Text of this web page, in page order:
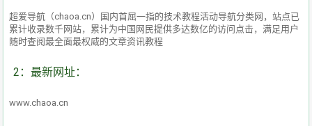
超爱导航（chaoa.cn）国内首屈一指的技术教程活动导航分类网，站点已
累计收录数千网站，累计为中国网民提供多达数亿的访问点击，满足用户
随时查阅最全面最权威的文章资讯教程
2：最新网址：
www.chaoa.cn